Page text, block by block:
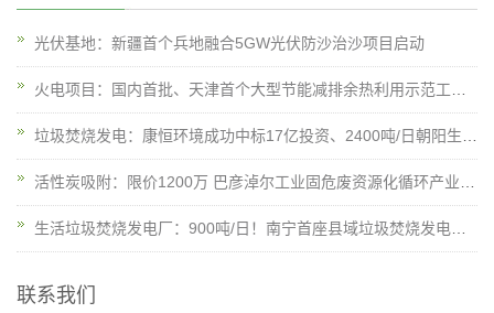
光伏基地：新疆首个兵地融合5GW光伏防沙治沙项目启动
联系我们